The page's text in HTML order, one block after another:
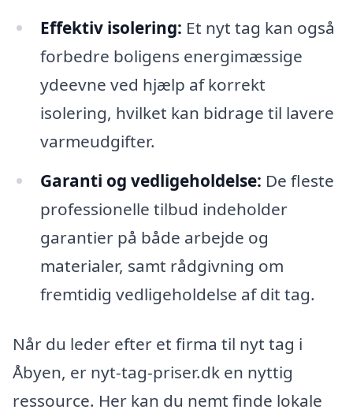
Effektiv isolering: Et nyt tag kan også
forbedre boligens energimæssige
ydeevne ved hjælp af korrekt
isolering, hvilket kan bidrage til lavere
varmeudgifter.
Garanti og vedligeholdelse: De fleste
professionelle tilbud indeholder
garantier på både arbejde og
materialer, samt rådgivning om
fremtidig vedligeholdelse af dit tag.
Når du leder efter et firma til nyt tag i
Åbyen, er nyt-tag-priser.dk en nyttig
ressource. Her kan du nemt finde lokale